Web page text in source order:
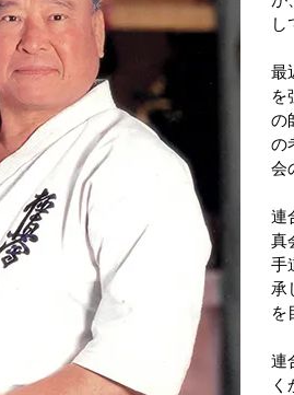
し
最
を
の
の
会
連
真
手
承
を
連